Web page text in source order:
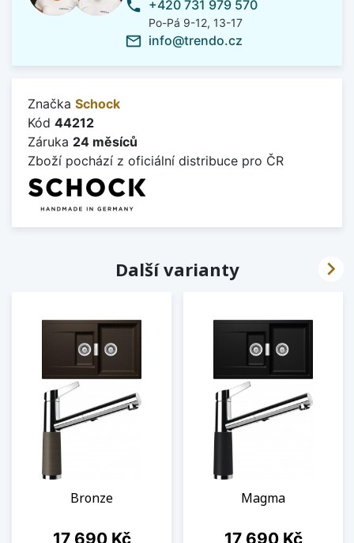
phone +420 731 979 570
Po-Pá 9-12, 13-17
mail_outline info@trendo.cz
Značka Schock
Kód 44212
Záruka 24 měsíců
Zboží pochází z oficiální distribuce pro ČR
Další varianty
Bronze
Cena
17 690 Kč
Magma
Cena
17 690 Kč
